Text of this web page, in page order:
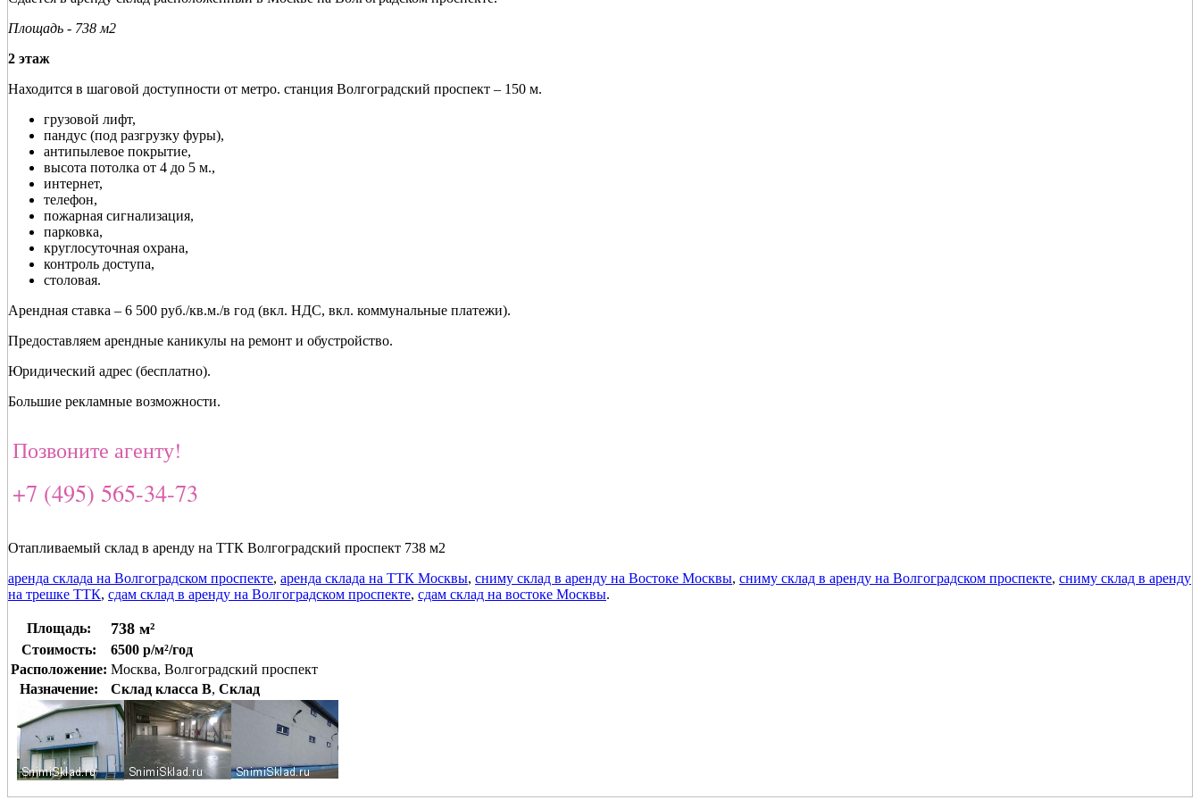
Площадь - 738 м2
2 этаж
Находится в шаговой доступности от метро. станция Волгоградский проспект – 150 м.
грузовой лифт,
пандус (под разгрузку фуры),
антипылевое покрытие,
высота потолка от 4 до 5 м.,
интернет,
телефон,
пожарная сигнализация,
парковка,
круглосуточная охрана,
контроль доступа,
столовая.
Арендная ставка – 6 500 руб./кв.м./в год (вкл. НДС, вкл. коммунальные платежи).
Предоставляем арендные каникулы на ремонт и обустройство.
Юридический адрес (бесплатно).
Большие рекламные возможности.
Позвоните агенту!
+7 (495) 565-34-73
Отапливаемый склад в аренду на ТТК Волгоградский проспект 738 м2
аренда склада на Волгоградском проспекте, аренда склада на ТТК Москвы, сниму склад в аренду на Востоке Москвы, сниму склад в аренду на Волгоградском проспекте, сниму склад в аренду
на трешке ТТК, сдам склад в аренду на Волгоградском проспекте, сдам склад на востоке Москвы.
Площадь: 738 м²
Стоимость:
6500 р/м²/год
Расположение: Москва, Волгоградский проспект
Назначение:
Склад класса B, Склад